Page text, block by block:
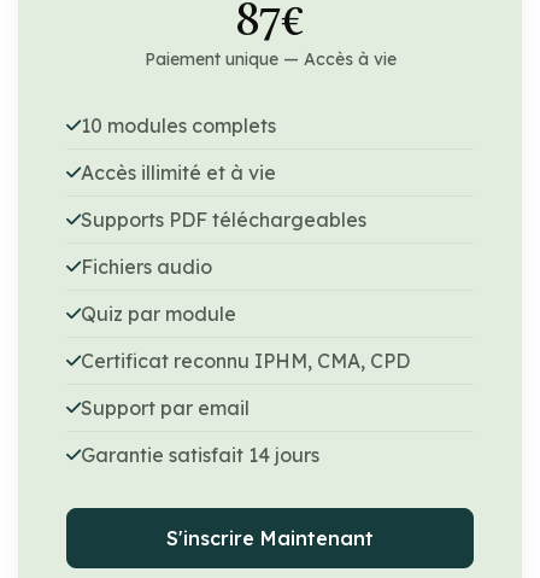
87€
Paiement unique — Accès à vie
10 modules complets
Accès illimité et à vie
Supports PDF téléchargeables
Fichiers audio
Quiz par module
Certificat reconnu IPHM, CMA, CPD
Support par email
Garantie satisfait 14 jours
S'inscrire Maintenant